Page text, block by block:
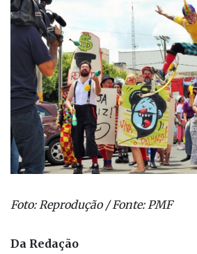
Foto: Reprodução / Fonte: PMF
Da Redação